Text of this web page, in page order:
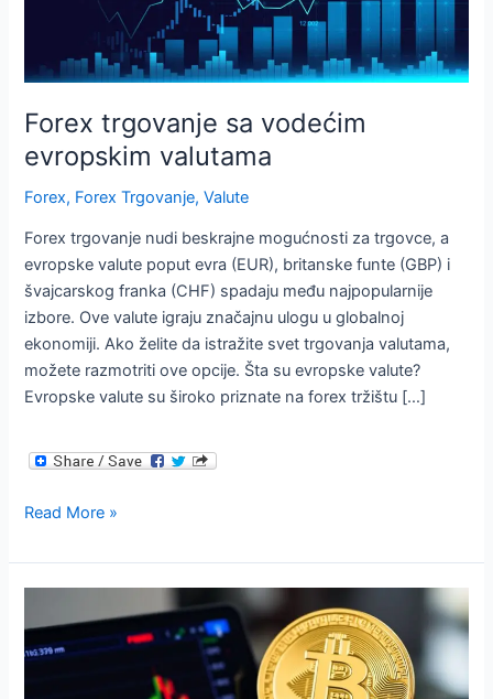
Forex trgovanje sa vodećim
evropskim valutama
Forex, Forex Trgovanje,Valute
Forex trgovanje nudi beskrajne mogućnosti za trgovce, a
evropske valute poput evra (EUR), britanske funte (GBP) i
švajcarskog franka (CHF) spadaju među najpopularnije
izbore. Ove valute igraju značajnu ulogu u globalnoj
ekonomiji. Ako želite da istražite svet trgovanja valutama,
možete razmotriti ove opcije. Šta su evropske valute?
Evropske valute su široko priznate na forex tržištu […]
Forex
sa
vodećim
evropskim
valutama
Read More »